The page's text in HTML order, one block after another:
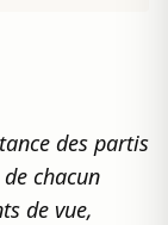
des partis
chacun
de vue,